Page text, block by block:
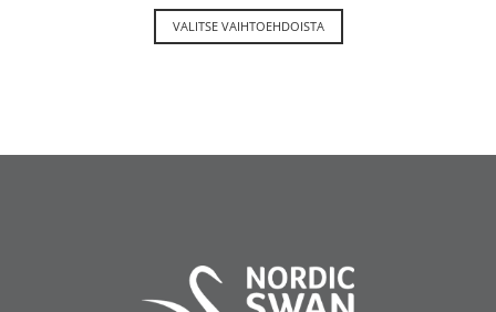
VALITSE VAIHTOEHDOISTA